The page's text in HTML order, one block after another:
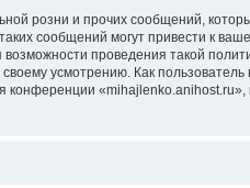
розни и прочих сообщений,
сообщений могут привести к
проведения такой
усмотрению. Как пользователь